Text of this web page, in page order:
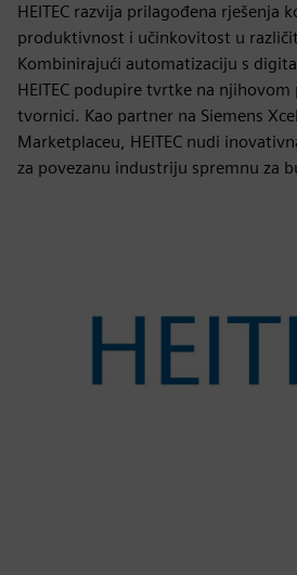
HEITEC razvija prilagođena rješenja
produktivnost i učinkovitost u
Kombinirajući automatizaciju s
HEITEC podupire tvrtke na
tvornici. Kao partner na Siemens
Marketplaceu, HEITEC nudi
za povezanu industriju spremnu za